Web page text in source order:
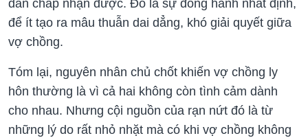
dần chấp nhận được. Đó là sự đồng hành nhất định,
để ít tạo ra mâu thuẫn dai dẳng, khó giải quyết giữa
vợ chồng.
Tóm lại, nguyên nhân chủ chốt khiến vợ chồng ly
hôn thường là vì cả hai không còn tình cảm dành
cho nhau. Nhưng cội nguồn của rạn nứt đó là từ
những lý do rất nhỏ nhặt mà có khi vợ chồng không